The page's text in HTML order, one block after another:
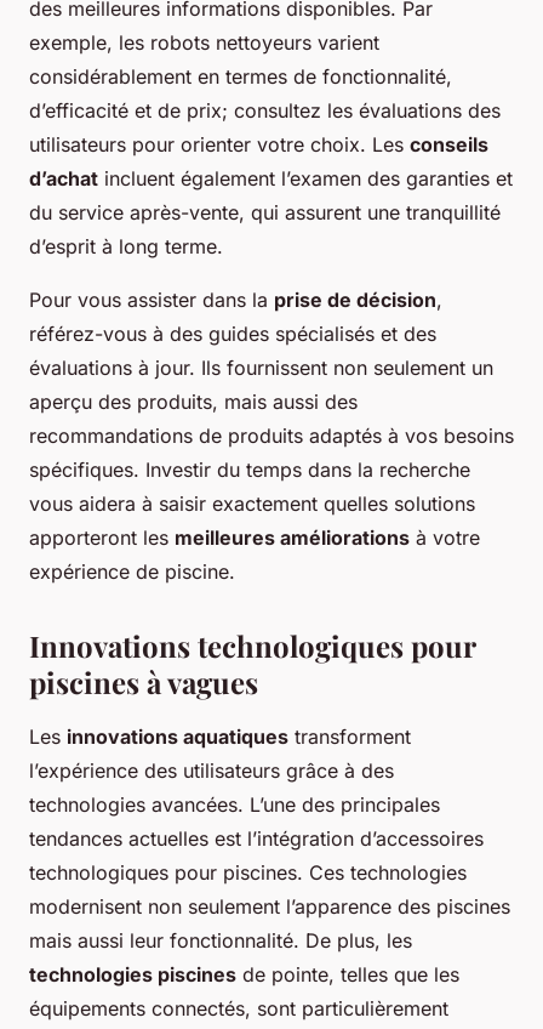
des meilleures informations disponibles. Par
exemple, les robots nettoyeurs varient
considérablement en termes de fonctionnalité,
d’efficacité et de prix; consultez les évaluations des
utilisateurs pour orienter votre choix. Les conseils
d’achat incluent également l’examen des garanties et
du service après-vente, qui assurent une tranquillité
d’esprit à long terme.
Pour vous assister dans la prise de décision,
référez-vous à des guides spécialisés et des
évaluations à jour. Ils fournissent non seulement un
aperçu des produits, mais aussi des
recommandations de produits adaptés à vos besoins
spécifiques. Investir du temps dans la recherche
vous aidera à saisir exactement quelles solutions
apporteront les meilleures améliorations à votre
expérience de piscine.
Innovations technologiques pour
piscines à vagues
Les innovations aquatiques transforment
l’expérience des utilisateurs grâce à des
technologies avancées. L’une des principales
tendances actuelles est l’intégration d’accessoires
technologiques pour piscines. Ces technologies
modernisent non seulement l’apparence des piscines
mais aussi leur fonctionnalité. De plus, les
technologies piscines de pointe, telles que les
équipements connectés, sont particulièrement